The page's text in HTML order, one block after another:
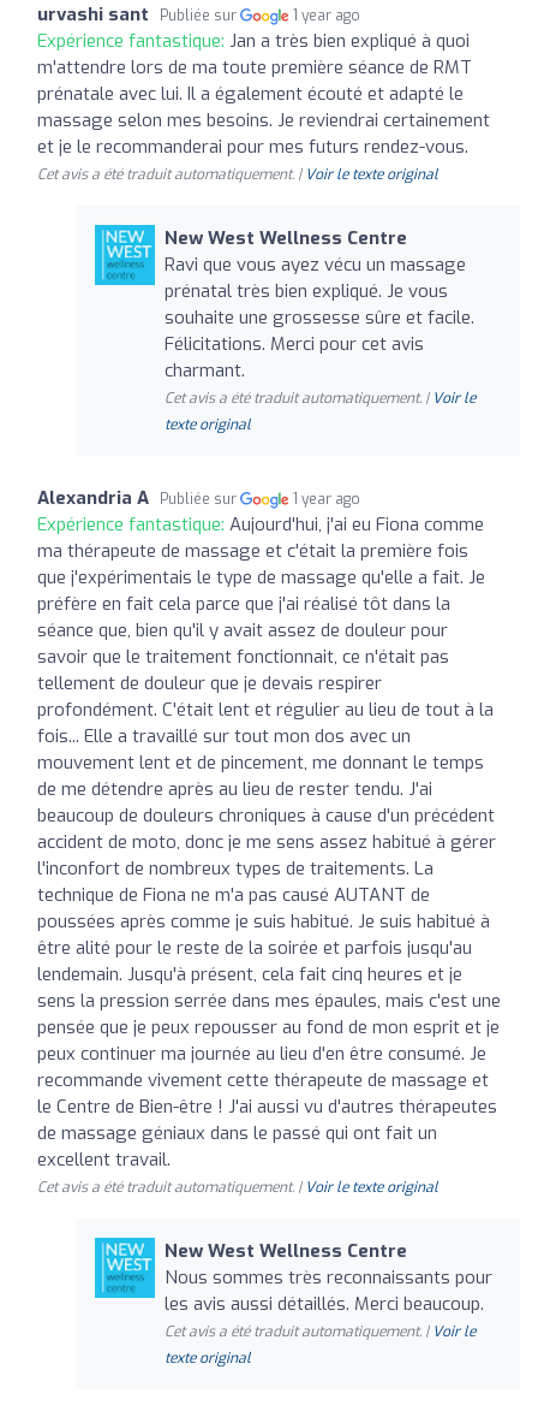
urvashi sant Publiée sur 1 year ago
Expérience fantastique: Jan a très bien expliqué à quoi
m'attendre lors de ma toute première séance de RMT
prénatale avec lui. Il a également écouté et adapté le
massage selon mes besoins. Je reviendrai certainement
et je le recommanderai pour mes futurs rendez-vous.
Cet avis a été traduit automatiquement. | Voir le texte original
New West Wellness Centre
Ravi que vous ayez vécu un massage
prénatal très bien expliqué. Je vous
souhaite une grossesse sûre et facile.
Félicitations. Merci pour cet avis
charmant.
Cet avis a été traduit automatiquement. | Voir le
texte original
Alexandria A Publiée sur 1 year ago
Expérience fantastique: Aujourd'hui, j'ai eu Fiona comme
ma thérapeute de massage et c'était la première fois
que j'expérimentais le type de massage qu'elle a fait. Je
préfère en fait cela parce que j'ai réalisé tôt dans la
séance que, bien qu'il y avait assez de douleur pour
savoir que le traitement fonctionnait, ce n'était pas
tellement de douleur que je devais respirer
profondément. C'était lent et régulier au lieu de tout à la
fois... Elle a travaillé sur tout mon dos avec un
mouvement lent et de pincement, me donnant le temps
de me détendre après au lieu de rester tendu. J'ai
beaucoup de douleurs chroniques à cause d'un précédent
accident de moto, donc je me sens assez habitué à gérer
l'inconfort de nombreux types de traitements. La
technique de Fiona ne m'a pas causé AUTANT de
poussées après comme je suis habitué. Je suis habitué à
être alité pour le reste de la soirée et parfois jusqu'au
lendemain. Jusqu'à présent, cela fait cinq heures et je
sens la pression serrée dans mes épaules, mais c'est une
pensée que je peux repousser au fond de mon esprit et je
peux continuer ma journée au lieu d'en être consumé. Je
recommande vivement cette thérapeute de massage et
le Centre de Bien-être ! J'ai aussi vu d'autres thérapeutes
de massage géniaux dans le passé qui ont fait un
excellent travail.
Cet avis a été traduit automatiquement. | Voir le texte original
New West Wellness Centre
Nous sommes très reconnaissants pour
les avis aussi détaillés. Merci beaucoup.
Cet avis a été traduit automatiquement. | Voir le
texte original